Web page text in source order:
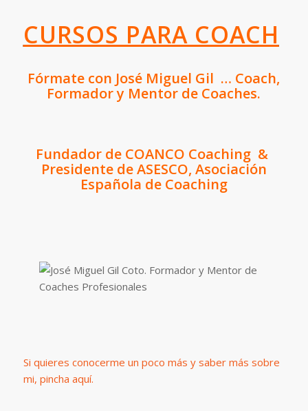
CURSOS PARA COACH
Fórmate con José Miguel Gil … Coach,
Formador y Mentor de Coaches.
Fundador de COANCO Coaching &
Presidente de ASESCO, Asociación
Española de Coaching
Si quieres conocerme un poco más y saber más sobre
mi, pincha aquí.